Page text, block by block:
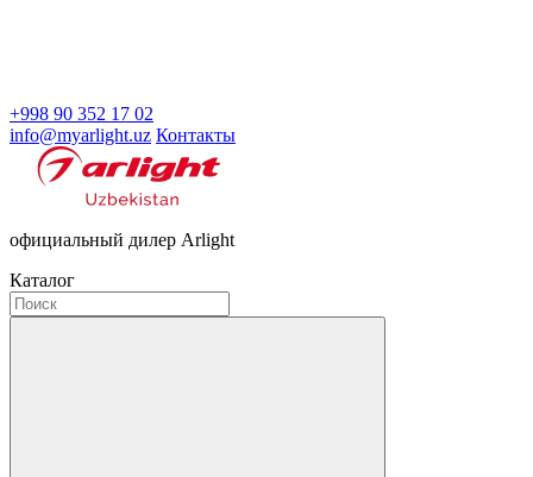
+998 90 352 17 02
info@myarlight.uz Контакты
официальный дилер Arlight
Каталог